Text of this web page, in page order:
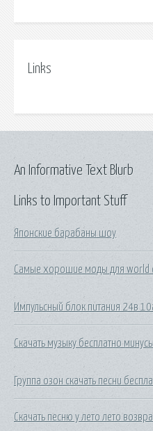
Links
Links to Important Stuff
Японские барабаны шоу
Самые хорошие моды для world
Импульсный блок питания 24в
Скачать музыку бесплатно минусы
Группа озон скачать песни
Скачать песню у лето лето
An Informative Text Blurb